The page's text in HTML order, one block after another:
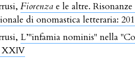
Fiorenza e le altre.
di onomastica letteraria:
L’"infamia nominis" nella
XXIV